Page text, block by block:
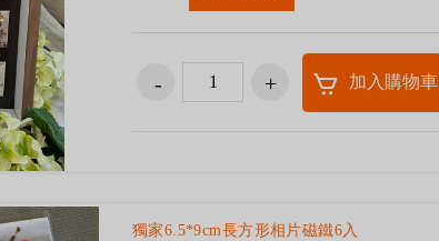
加入購物車
獨家6.5*9cm長方形相片磁鐵6入